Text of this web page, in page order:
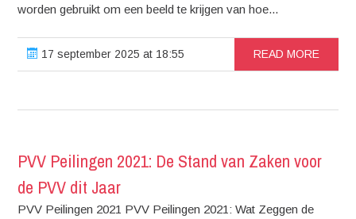
worden gebruikt om een beeld te krijgen van hoe...
17 september 2025 at 18:55 READ MORE
PVV Peilingen 2021: De Stand van Zaken voor
de PVV dit Jaar
PVV Peilingen 2021 PVV Peilingen 2021: Wat Zeggen de